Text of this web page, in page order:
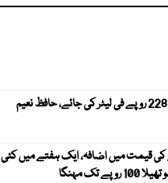
پیٹرول کی قیمت 228 روپے فی لیٹر کی جائے، حافظ نعیم
قیمت میں اضافہ، ایک ہفتے میں کئی